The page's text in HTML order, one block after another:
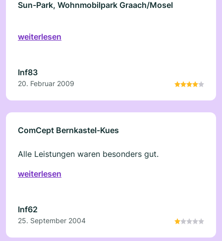
Sun-Park, Wohnmobilpark Graach/Mosel
weiterlesen
Inf83
20. Februar 2009
ComCept Bernkastel-Kues
Alle Leistungen waren besonders gut.
weiterlesen
Inf62
25. September 2004